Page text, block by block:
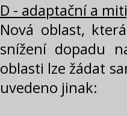
D - adaptační a
Nová oblast,
snížení dopadu
oblasti lze žádat
uvedeno jinak: